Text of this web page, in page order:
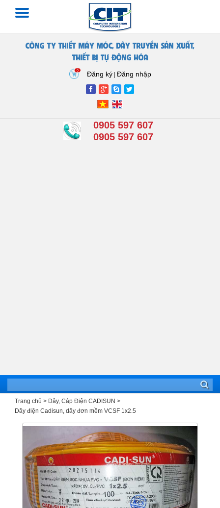
CÔNG TY THIẾT MÁY MÓC, DÂY TRUYỀN SẢN XUẤT,
THIẾT BỊ TỰ ĐỘNG HÓA
0 Đăng ký| Đăng nhập
0905 597 607
0905 597 607
Trang chủ
Dây, Cáp Điện CADISUN
Dây điện Cadisun, dây đơn mềm VCSF 1x2.5